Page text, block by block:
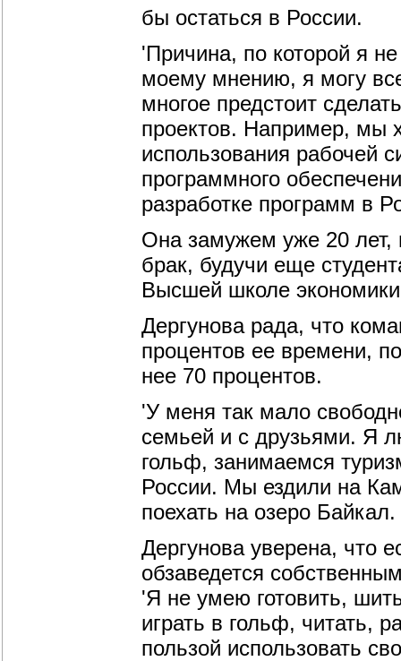
бы остаться в России.
'Причина, по которой я
моему мнению, я могу
многое предстоит
проектов. Например, мы
использования рабочей
программного
разработке программ в
Она замужем уже 20 лет,
брак, будучи еще
Высшей школе
Дергунова рада, что
процентов ее времени,
нее 70 процентов.
'У меня так мало
семьей и с друзьями. Я
гольф, занимаемся
России. Мы ездили на
поехать на озеро
Дергунова уверена, что
обзаведется
'Я не умею готовить,
играть в гольф, читать,
пользой использовать